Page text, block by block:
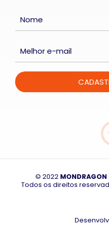
© 2022 MONDRAGON
Todos os direitos